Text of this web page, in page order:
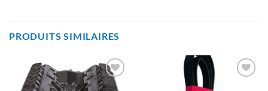
PRODUITS SIMILAIRES
AJOUTER
AJOUTER